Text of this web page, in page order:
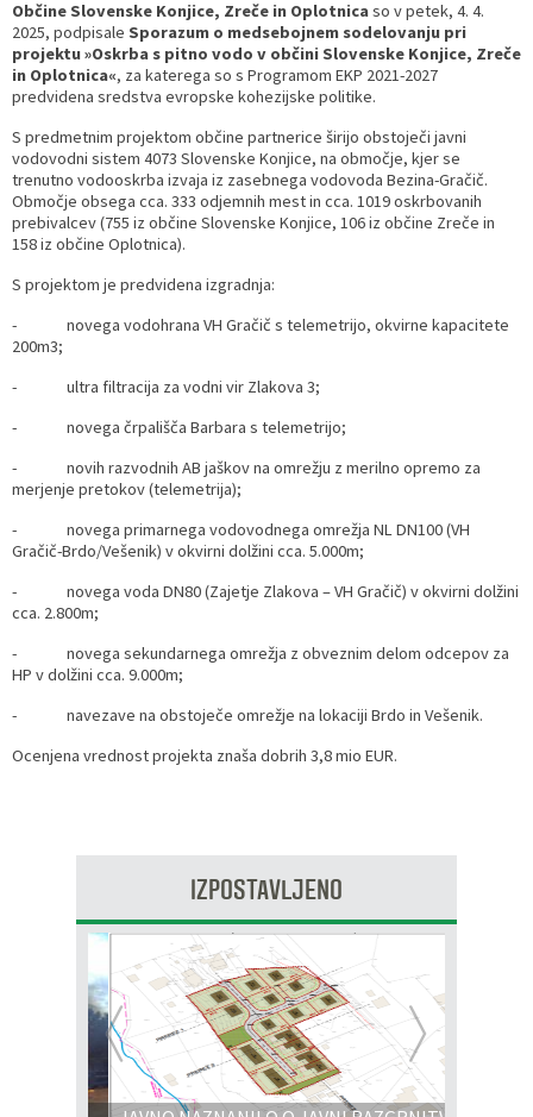
Občine Slovenske Konjice, Zreče in Oplotnicaso v petek, 4. 4.
2025, podpisale Sporazum o medsebojnem sodelovanju pri
projektu »Oskrba s pitno vodo v občini Slovenske Konjice, Zreče
in Oplotnica«, za katerega so s Programom EKP 2021-2027
predvidena sredstva evropske kohezijske politike.
S predmetnim projektom občine partnerice širijo obstoječi javni
vodovodni sistem 4073 Slovenske Konjice, na območje, kjer se
trenutno vodooskrba izvaja iz zasebnega vodovoda Bezina-Gračič.
Območje obsega cca. 333 odjemnih mest in cca. 1019 oskrbovanih
prebivalcev (755 iz občine Slovenske Konjice, 106 iz občine Zreče in
158 iz občine Oplotnica).
S projektom je predvidena izgradnja:
- novega vodohrana VH Gračič s telemetrijo, okvirne kapacitete
200m3;
- ultra filtracija za vodni vir Zlakova 3;
- novega črpališča Barbara s telemetrijo;
- novih razvodnih AB jaškov na omrežju z merilno opremo za
merjenje pretokov (telemetrija);
- novega primarnega vodovodnega omrežja NL DN100 (VH
Gračič-Brdo/Vešenik) v okvirni dolžini cca. 5.000m;
- novega voda DN80 (Zajetje Zlakova – VH Gračič) v okvirni dolžini
cca. 2.800m;
- novega sekundarnega omrežja z obveznim delom odcepov za
HP v dolžini cca. 9.000m;
- navezave na obstoječe omrežje na lokaciji Brdo in Vešenik.
Ocenjena vrednost projekta znaša dobrih 3,8 mio EUR.
IZPOSTAVLJENO
Prejšnja
Razvojni programi
Kronologija občine
Fotogalerija
Vizitka
Predstavniki občine v svetih zavodov
Prijave in pobude
Splošni akti občine
Informacije javnega značaja
Lokalne volitve
Varuhov kotiček
Delovni čas zdravnikov
Društva
Lokacije defibrilatorjev
Ceniki